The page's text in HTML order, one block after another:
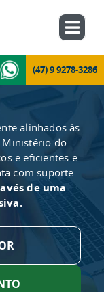
(47) 9 9278-3286
alinhados às
Ministério do
e eficientes e
com suporte
de uma